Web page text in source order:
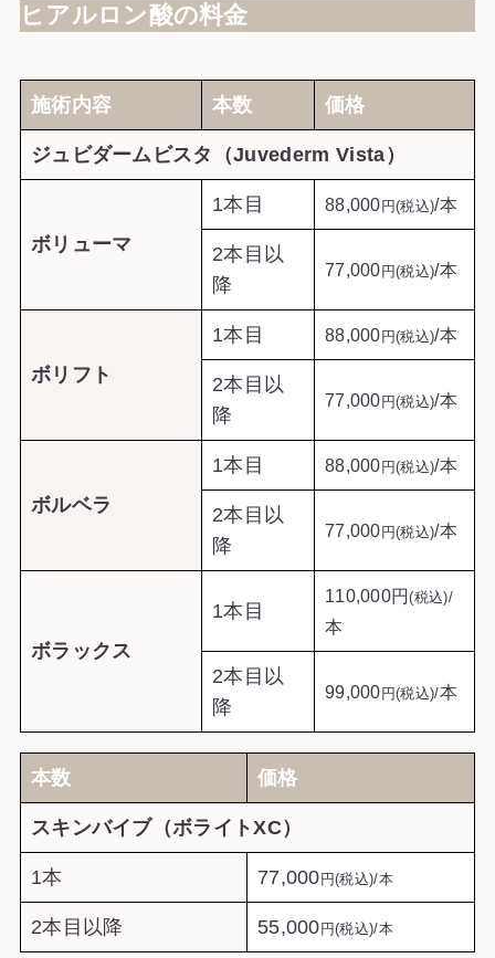
ヒアルロン酸の料金
施術内容 本数 価格
ジュビダームビスタ（Juvederm Vista）
ボリューマ
1本目 88,000 円(税込)/本
2本目以
降
77,000 円(税込)/本
ボリフト
1本目 88,000 円(税込)/本
2本目以
降
77,000 円(税込)/本
ボルベラ
1本目 88,000 円(税込)/本
2本目以
降
77,000 円(税込)/本
ボラックス
1本目
110,000円(税込)/
本
2本目以
降
99,000 円(税込)/本
本数 価格
スキンバイブ（ボライトXC）
1本 77,000 円(税込)/本
2本目以降 55,000 円(税込)/本